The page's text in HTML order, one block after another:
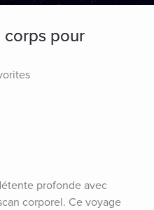
corps pour
profonde avec
corporel. Ce voyage